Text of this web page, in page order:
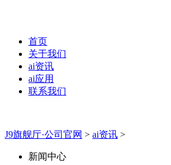
首页
关于我们
ai资讯
ai应用
联系我们
J9旗舰厅·公司官网 > ai资讯 >
新闻中心